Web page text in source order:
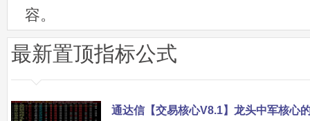
容。
最新置顶指标公式